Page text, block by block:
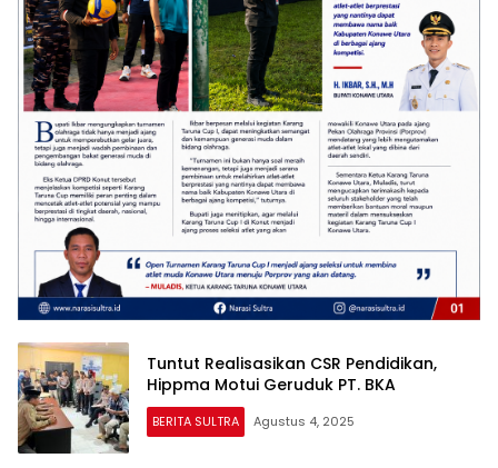
Tuntut Realisasikan CSR Pendidikan,
Hippma Motui Geruduk PT. BKA
BERITA SULTRA Agustus 4, 2025